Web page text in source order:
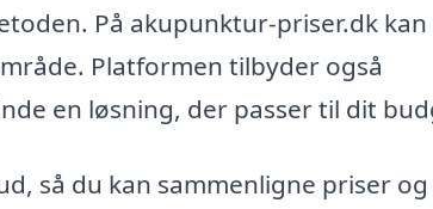
På akupunktur-priser.dk kan
Platformen tilbyder også
en løsning, der passer til dit
så du kan sammenligne priser og